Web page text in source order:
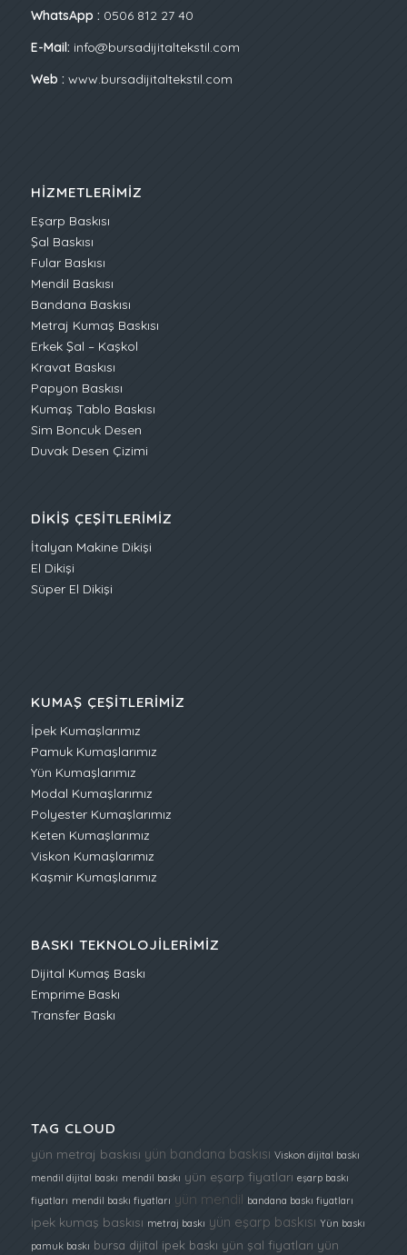
WhatsApp : 0506 812 27 40
E-Mail: info@bursadijitaltekstil.com
Web : www.bursadijitaltekstil.com
HIZMETLERIMIZ
Eşarp Baskısı
Şal Baskısı
Fular Baskısı
Mendil Baskısı
Bandana Baskısı
Metraj Kumaş Baskısı
Erkek Şal – Kaşkol
Kravat Baskısı
Papyon Baskısı
Kumaş Tablo Baskısı
Sim Boncuk Desen
Duvak Desen Çizimi
DIKIŞ ÇEŞITLERIMIZ
İtalyan Makine Dikişi
El Dikişi
Süper El Dikişi
KUMAŞ ÇEŞITLERIMIZ
İpek Kumaşlarımız
Pamuk Kumaşlarımız
Yün Kumaşlarımız
Modal Kumaşlarımız
Polyester Kumaşlarımız
Keten Kumaşlarımız
Viskon Kumaşlarımız
Kaşmir Kumaşlarımız
BASKI TEKNOLOJILERIMIZ
Dijital Kumaş Baskı
Emprime Baskı
Transfer Baskı
TAG CLOUD
yün metraj baskısı yün bandana baskısı Viskon dijital baskı
mendil dijital baskı mendil baskı yün eşarp fiyatları eşarp baskı
fiyatları mendil baskı fiyatları yün mendil bandana baskı fiyatları
ipek kumaş baskısı metraj baskı yün eşarp baskısı Yün baskı
pamuk baskı bursa dijital ipek baskı yün şal fiyatları yün